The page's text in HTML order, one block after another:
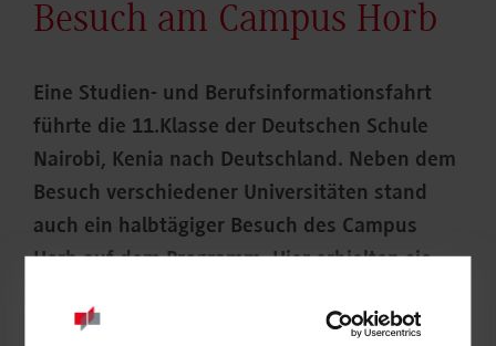
Besuch am Campus Horb
Eine Studien- und Berufsinformationsfahrt
führte die 11.Klasse der Deutschen Schule
Nairobi, Kenia nach Deutschland. Neben dem
Besuch verschiedener Universitäten stand
auch ein halbtägiger Besuch des Campus
Horb auf dem Programm. Hier erhielten sie
Studienmodell der DHBW sowie über die